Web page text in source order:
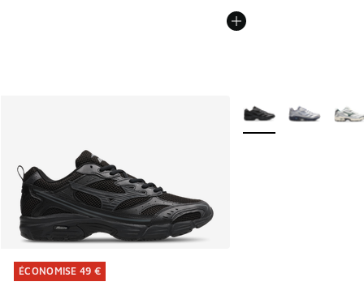
ÉCONOMISE 49 €
ÉCONOMISE 49 €
Plus de couleurs